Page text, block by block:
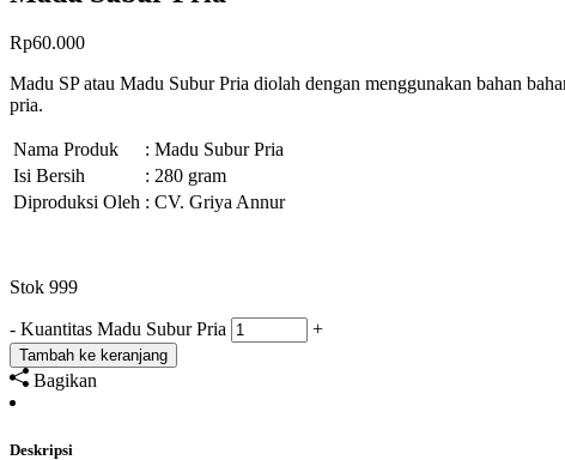
Rp60.000
Madu SP atau Madu Subur Pria diolah dengan menggunakan bahan
pria.
Nama Produk
: Madu Subur Pria
Isi Bersih
: 280 gram
Diproduksi Oleh : CV. Griya Annur
Stok 999
- Kuantitas Madu Subur Pria +
Tambah ke keranjang
Bagikan
Deskripsi